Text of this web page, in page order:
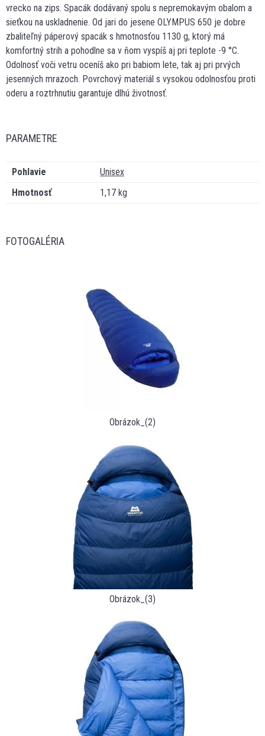
vrecko na zips. Spacák dodávaný spolu s nepremokavým obalom a
sieťkou na uskladnenie. Od jari do jesene OLYMPUS 650 je dobre
zbaliteľný páperový spacák s hmotnosťou 1130 g, ktorý má
komfortný strih a pohodlne sa v ňom vyspíš aj pri teplote -9 °C.
Odolnosť voči vetru oceníš ako pri babiom lete, tak aj pri prvých
jesenných mrazoch. Povrchový materiál s vysokou odolnosťou proti
oderu a roztrhnutiu garantuje dlhú životnosť.
PARAMETRE
Pohlavie
Unisex
Hmotnosť
1,17 kg
FOTOGALÉRIA
Obrázok_(2)
Obrázok_(3)